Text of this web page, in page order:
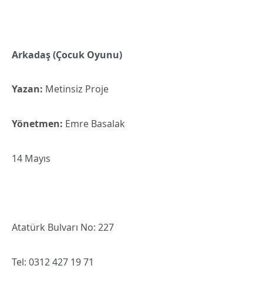
Arkadaş (Çocuk Oyunu)
Yazan: Metinsiz Proje
Yönetmen: Emre Basalak
14 Mayıs
Atatürk Bulvarı No: 227
Tel: 0312 427 19 71